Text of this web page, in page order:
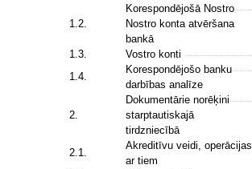
1.2.
Korespondējošā Nostro
Nostro konta atvēršana
bankā
1.3. Vostro konti
1.4.
Korespondējošo banku
darbības analīze
2.
Dokumentārie norēķini
starptautiskajā
tirdzniecībā
2.1.
Akreditīvu veidi, operācijas
ar tiem